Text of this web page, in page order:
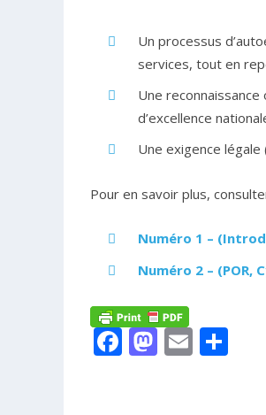
Un processus
services, tout en
Une
d’excellence
Une exigence légale
Pour en savoir plus,
Numéro 1 –
Numéro 2 – (POR,
Facebook
Email